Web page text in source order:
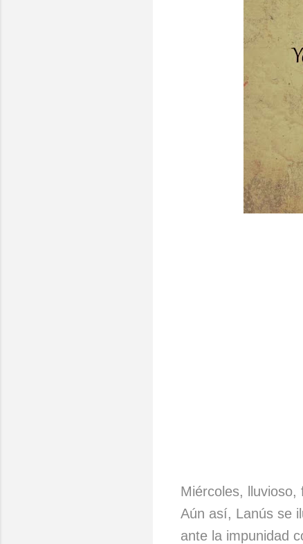
Miércoles, lluvioso,
Aún así, Lanús se
ante la impunidad